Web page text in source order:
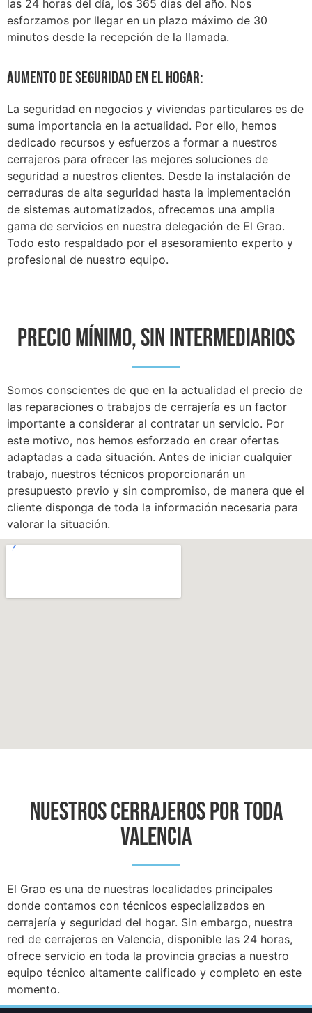
las 24 horas del día, los 365 días del año. Nos
esforzamos por llegar en un plazo máximo de 30
minutos desde la recepción de la llamada.
Aumento de seguridad en el hogar:
La seguridad en negocios y viviendas particulares es de
suma importancia en la actualidad. Por ello, hemos
dedicado recursos y esfuerzos a formar a nuestros
cerrajeros para ofrecer las mejores soluciones de
seguridad a nuestros clientes. Desde la instalación de
cerraduras de alta seguridad hasta la implementación
de sistemas automatizados, ofrecemos una amplia
gama de servicios en nuestra delegación de El Grao.
Todo esto respaldado por el asesoramiento experto y
profesional de nuestro equipo.
PRECIO MÍNIMO, SIN INTERMEDIARIOS
Somos conscientes de que en la actualidad el precio de
las reparaciones o trabajos de cerrajería es un factor
importante a considerar al contratar un servicio. Por
este motivo, nos hemos esforzado en crear ofertas
adaptadas a cada situación. Antes de iniciar cualquier
trabajo, nuestros técnicos proporcionarán un
presupuesto previo y sin compromiso, de manera que el
cliente disponga de toda la información necesaria para
valorar la situación.
NUESTROS CERRAJEROS POR TODA
VALENCIA
El Grao es una de nuestras localidades principales
donde contamos con técnicos especializados en
cerrajería y seguridad del hogar. Sin embargo, nuestra
red de cerrajeros en Valencia, disponible las 24 horas,
ofrece servicio en toda la provincia gracias a nuestro
equipo técnico altamente calificado y completo en este
momento.